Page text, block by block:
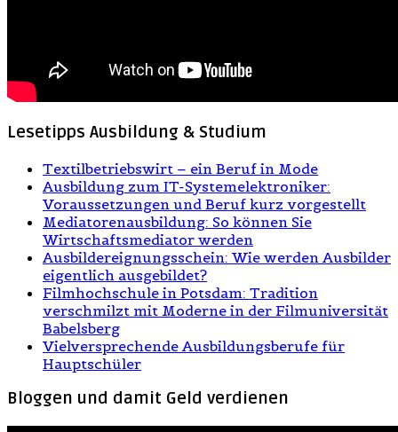
Lesetipps Ausbildung & Studium
Textilbetriebswirt – ein Beruf in Mode
Ausbildung zum IT-Systemelektroniker:
Voraussetzungen und Beruf kurz vorgestellt
Mediatorenausbildung: So können Sie
Wirtschaftsmediator werden
Ausbildereignungsschein: Wie werden Ausbilder
eigentlich ausgebildet?
Filmhochschule in Potsdam: Tradition
verschmilzt mit Moderne in der Filmuniversität
Babelsberg
Vielversprechende Ausbildungsberufe für
Hauptschüler
Bloggen und damit Geld verdienen